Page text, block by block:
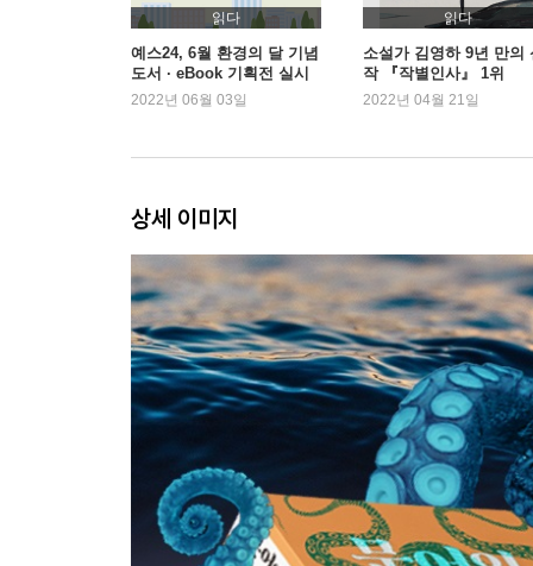
읽다
예스24, 6월 환경의 달 기념
도서 · eBook 기획전 실시
2022년 06월 03일
읽다
소설가 김영하 9년 만의
작 『작별인사』 1위
2022년 04월 21일
상세 이미지